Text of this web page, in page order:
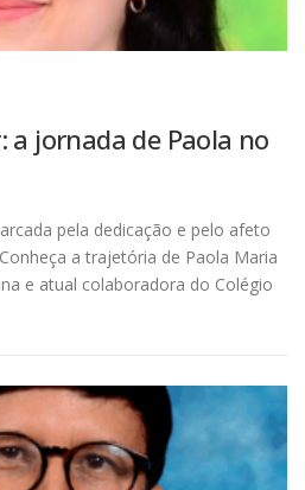
a jornada de Paola no
pela dedicação e pelo afeto
a trajetória de Paola Maria
e atual colaboradora do Colégio